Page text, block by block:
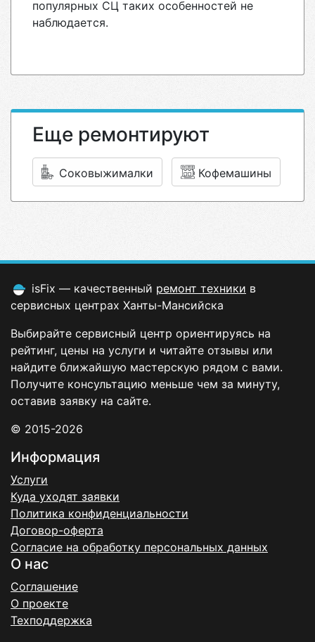
популярных СЦ таких особенностей не
наблюдается.
Еще ремонтируют
Соковыжималки Кофемашины
isFix — качественный ремонт техники в
сервисных центрах Ханты-Мансийска
Выбирайте сервисный центр ориентируясь на
рейтинг, цены на услуги и читайте отзывы или
найдите ближайшую мастерскую рядом с вами.
Получите консультацию меньше чем за минуту,
оставив заявку на сайте.
© 2015-2026
Информация
Услуги
Куда уходят заявки
Политика конфиденциальности
Договор-оферта
Согласие на обработку персональных данных
О нас
Соглашение
О проекте
Техподдержка